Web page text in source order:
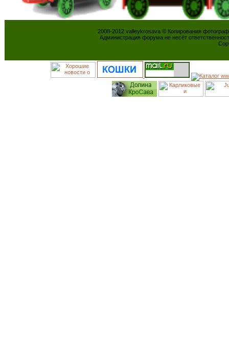
2008-2012 valleykrosava © Копирования
Администрация форума не несёт